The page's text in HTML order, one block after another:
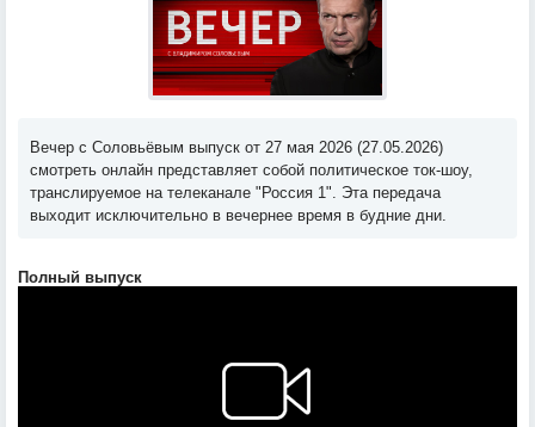
Вечер с Соловьёвым выпуск от 27 мая 2026 (27.05.2026)
смотреть онлайн представляет собой политическое ток-шоу,
транслируемое на телеканале "Россия 1". Эта передача
выходит исключительно в вечернее время в будние дни.
Полный выпуск